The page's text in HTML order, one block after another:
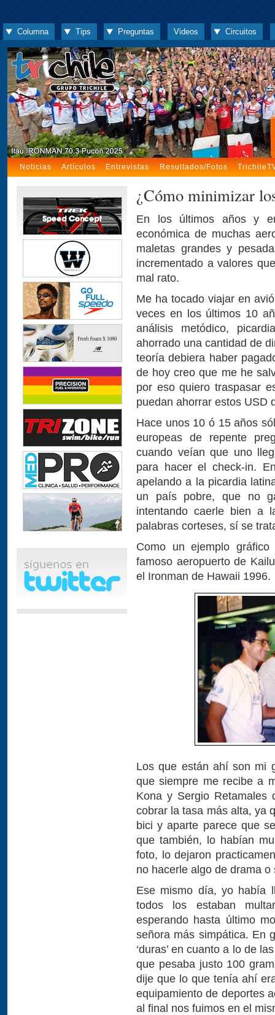
Columna Tips Preguntas Videos Circuitos
Noticias Artículos Entrevistas Resultados/Fotos
¿Cómo minimizar
En los últimos años y
económica de muchas
maletas grandes y
incrementado a valores
mal rato.
Me ha tocado viajar en
veces en los últimos 10
análisis metódico,
ahorrado una cantidad de
teoría debiera haber
de hoy creo que me he
por eso quiero traspasar
puedan ahorrar estos USD
Hace unos 10 ó 15 años
europeas de repente
cuando veían que uno
para hacer el check-in.
apelando a la picardia
un país pobre, que no
intentando caerle bien a
palabras corteses, sí se
Como un ejemplo
famoso aeropuerto de
el Ironman de Hawaii 1996.
Los que están ahí son mi
que siempre me recibe a
Kona y Sergio Retamales
cobrar la tasa más alta, ya
bici y aparte parece que
que también, lo habían
foto, lo dejaron
no hacerle algo de drama
Ese mismo día, yo había
todos los estaban
esperando hasta último
señora más simpática. En
‘duras’ en cuanto a lo de
que pesaba justo 100
dije que lo que tenía ahí
equipamiento de deportes
al final nos fuimos en el